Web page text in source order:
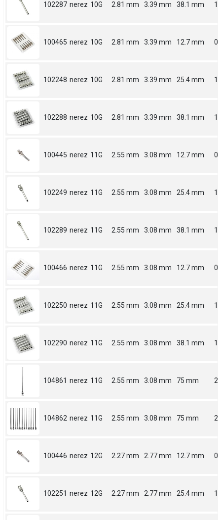
102287 nerez 10G 2.81 mm 3.39 mm 38.1 mm
100465 nerez 10G 2.81 mm 3.39 mm 12.7 mm
102248 nerez 10G 2.81 mm 3.39 mm 25.4 mm 1
102288 nerez 10G 2.81 mm 3.39 mm 38.1 mm
100445 nerez 11G 2.55 mm 3.08 mm 12.7 mm
102249 nerez 11G 2.55 mm 3.08 mm 25.4 mm 1
102289 nerez 11G 2.55 mm 3.08 mm 38.1 mm
100466 nerez 11G 2.55 mm 3.08 mm 12.7 mm
102250 nerez 11G 2.55 mm 3.08 mm 25.4 mm 1
102290 nerez 11G 2.55 mm 3.08 mm 38.1 mm
104861 nerez 11G 2.55 mm 3.08 mm 75 mm
104862 nerez 11G 2.55 mm 3.08 mm 75 mm
100446 nerez 12G 2.27 mm 2.77 mm 12.7 mm
102251 nerez 12G 2.27 mm 2.77 mm 25.4 mm 1